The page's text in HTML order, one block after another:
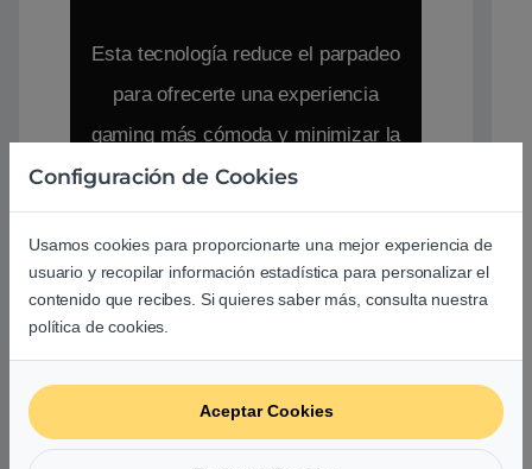
Esta tecnología reduce el parpadeo
para ofrecerte una experiencia
gaming más cómoda y minimizar la
fatiga visual y otros efectos
adversos relacionados con las
largas sesiones de gaming
DISEÑO
ERGONÓMICO
El monitor para gaming
MG278Q está creado para
Configuración de Cookies
Usamos cookies para proporcionarte una mejor experiencia de
usuario y recopilar información estadística para personalizar el
contenido que recibes. Si quieres saber más, consulta nuestra
política de cookies.
Aceptar Cookies